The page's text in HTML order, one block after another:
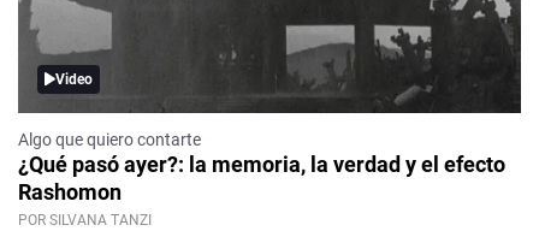
Video
Algo que quiero contarte
¿Qué pasó ayer?: la memoria, la verdad y el efecto
Rashomon
POR SILVANA TANZI